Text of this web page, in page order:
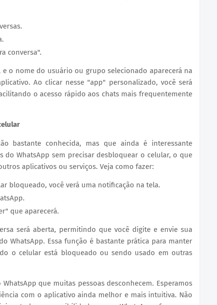
conversa".
o nome do usuário ou grupo selecionado aparecerá na
Ao clicar nesse "app" personalizado, você será
o acesso rápido aos chats mais frequentemente
bastante conhecida, mas que ainda é interessante
do WhatsApp sem precisar desbloquear o celular, o que
aplicativos ou serviços. Veja como fazer:
bloqueado, você verá uma notificação na tela.
que aparecerá.
será aberta, permitindo que você digite e envie sua
WhatsApp. Essa função é bastante prática para manter
o celular está bloqueado ou sendo usado em outras
que muitas pessoas desconhecem. Esperamos
com o aplicativo ainda melhor e mais intuitiva. Não